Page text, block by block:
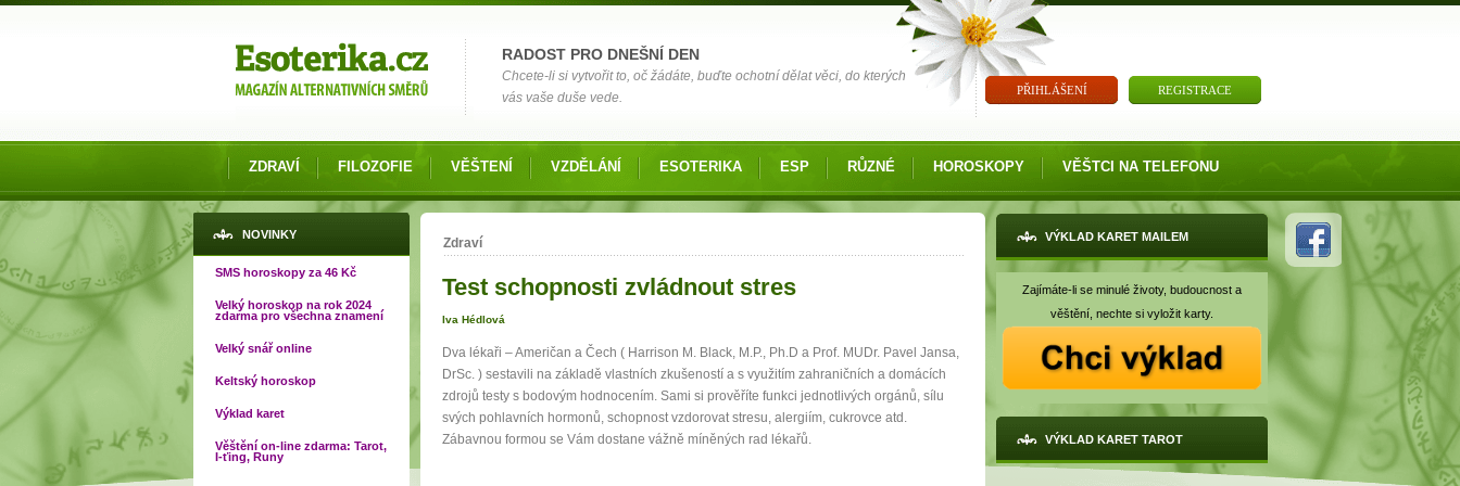
RADOST PRO DNEŠNÍ DEN
Chcete-li si vytvořit to, oč žádáte, buďte ochotní dělat věci, do kterých
vás vaše duše vede.
PŘIHLÁŠENÍ REGISTRACE
ZDRAVÍ FILOZOFIE VĚŠTENÍ VZDĚLÁNÍ ESOTERIKA ESP RŮZNÉ HOROSKOPY VĚŠTCI NA TELEFONU
NOVINKY
SMS horoskopy za 46 Kč
Velký horoskop na rok 2024
zdarma pro všechna znamení
Velký snář online
Keltský horoskop
Výklad karet
Věštění on-line zdarma: Tarot,
I-ťing, Runy
Jste zde
Zdraví
Test schopnosti zvládnout stres
Iva Hédlová
Dva lékaři – Američan a Čech ( Harrison M. Black, M.P., Ph.D a Prof. MUDr. Pavel Jansa,
DrSc. ) sestavili na základě vlastních zkušeností a s využitím zahraničních a domácích
zdrojů testy s bodovým hodnocením. Sami si prověříte funkci jednotlivých orgánů, sílu
svých pohlavních hormonů, schopnost vzdorovat stresu, alergiím, cukrovce atd.
Zábavnou formou se Vám dostane vážně míněných rad lékařů.
VÝKLAD KARET MAILEM
Zajímáte-li se minulé životy, budoucnost a
věštění, nechte si vyložit karty.
VÝKLAD KARET TAROT